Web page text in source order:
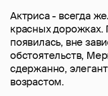
Актриса - всегда
красных дорожках.
появилась, вне
обстоятельств,
сдержанно,
возрастом.